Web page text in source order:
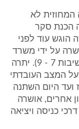
המחוזית לא
הכנת סקר
הוגש עוד לפני
על ידי משרד
התחבורה (ראו עמוד 81 לתשובת המשיבות 7 - 9). יתרה
חד/762 התבססו על המצב העובדתי
(בשנת 1985). מאז ועד היום השתנה
אחרים, אושרה
דרכי כניסה ויציאה